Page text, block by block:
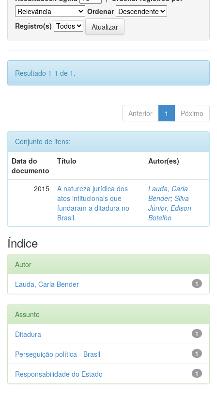
Ordenar
Registro(s)
Resultado 1-1 de 1.
Anterior 1 Póximo
Conjunto de itens:
Data do
documento
Título Autor(es)
2015
A natureza jurídica dos
atos intitucionais que
fundaram a ditadura no
Brasil.
Lauda, Carla
Bender; Silva
Júnior, Edison
Botelho
Índice
Autor
1
Lauda, Carla Bender
Assunto
1
Ditadura
1
Perseguição política - Brasil
1
Responsabilidade do Estado